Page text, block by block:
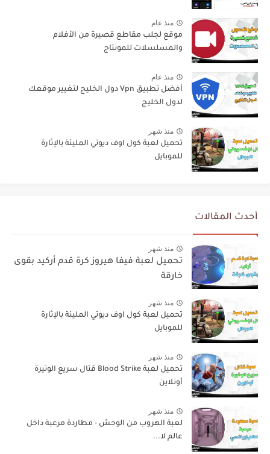
منذ عام
موقع لجلب مقاطع قصيرة من الأفلام
والمسلسلات للمونتاج
منذ عام
أفضل تطبيق Vpn دول الخليج لتغيير موقعك
لدول الخليج
منذ شهر
تحميل لعبة كول اوف ديوتي المليئة بالإثارة
للموبايل
أحدث المقالات
منذ شهر
تحميل لعبة فيفا هيروز كرة قدم أركيد بقوى
خارقة
منذ شهر
تحميل لعبة كول اوف ديوتي المليئة بالإثارة
للموبايل
منذ شهر
تحميل لعبة Blood Strike قتال سريع الوتيرة
أونلاين
منذ شهر
لعبة الهروب من الوحش - مطاردة مرعبة داخل
عالم لا...